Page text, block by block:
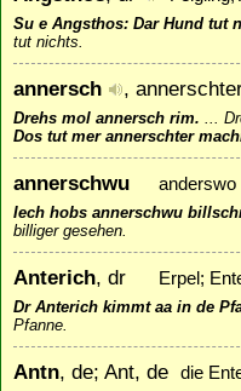
Su e Angsthos: Dar Hund tut
tut nichts.
annersch ,
Drehs mol annersch rim. ...
Dos tut mer annerschter
annerschwu anderswo
Iech hobs annerschwu
billiger gesehen.
Anterich, dr Erpel;
Dr Anterich kimmt aa in de
Pfanne.
Antn, de; Ant, de die